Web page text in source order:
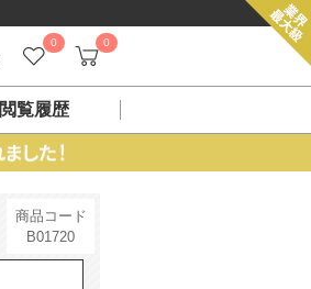
0 0
閲覧履歴
商品コード
B01720